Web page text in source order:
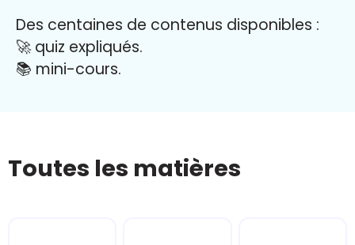
Des centaines de contenus disponibles :
🚀 quiz expliqués.
📚 mini-cours.
Toutes les matières